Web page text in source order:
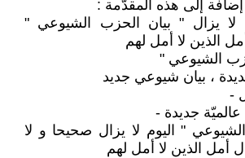
إلى هذه المقدّمة :
لا يزال " بيان الحزب الشيوعي "
الذين لا أمل لهم
، بيان شيوعي جديد
-
جديدة -
" اليوم لا يزال صحيحا و لا
أمل الذين لا أمل لهم